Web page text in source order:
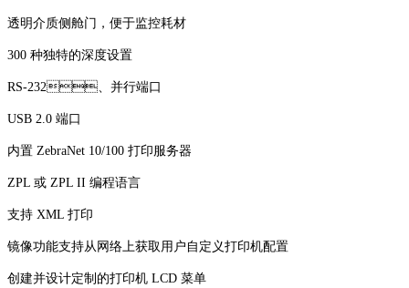
透明介质侧舱门，便于监控耗材
300 种独特的深度设置
RS-232、并行端口
USB 2.0 端口
内置 ZebraNet 10/100 打印服务器
ZPL 或 ZPL II 编程语言
支持 XML 打印
镜像功能支持从网络上获取用户自定义打印机配置
创建并设计定制的打印机 LCD 菜单